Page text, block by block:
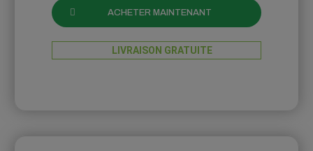
ACHETER MAINTENANT
LIVRAISON GRATUITE